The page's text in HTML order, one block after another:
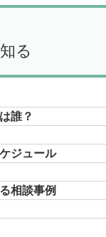
る
誰？
ジュール
相談事例